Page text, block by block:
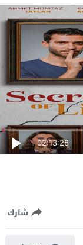
02:13:28
شارك